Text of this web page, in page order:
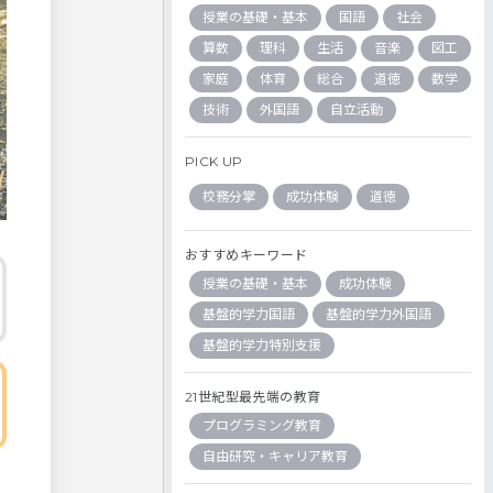
授業の基礎・基本 国語
社会
算数
理科 生活 音楽
図工
家庭
体育 総合 道徳
数学
技術
外国語 自立活動
PICK UP
校務分掌 成功体験 道徳
おすすめキーワード
授業の基礎・基本
成功体験
基盤的学力国語
基盤的学力外国語
基盤的学力特別支援
21世紀型最先端の教育
プログラミング教育
自由研究・キャリア教育